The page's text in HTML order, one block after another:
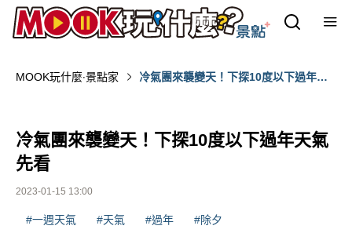
MOOK玩什麼‧景點家
冷氣團來襲變天！下探10度以下過年天
冷氣團來襲變天！下探10度以下過年天氣
先看
2023-01-15 13:00
#一週天氣 #天氣 #過年 #除夕